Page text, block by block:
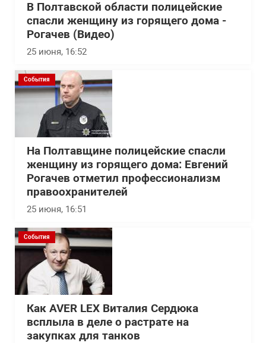
В Полтавской области полицейские
спасли женщину из горящего дома -
Рогачев (Видео)
25 июня, 16:52
События
На Полтавщине полицейские спасли
женщину из горящего дома: Евгений
Рогачев отметил профессионализм
правоохранителей
25 июня, 16:51
События
Как AVER LEX Виталия Сердюка
всплыла в деле о растрате на
закупках для танков